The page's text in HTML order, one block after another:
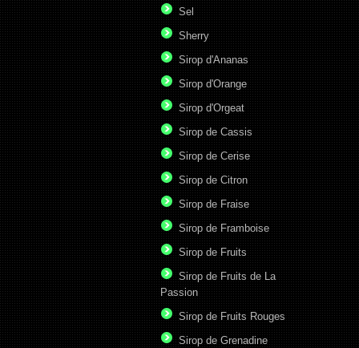
Sel
Sherry
Sirop d'Ananas
Sirop d'Orange
Sirop d'Orgeat
Sirop de Cassis
Sirop de Cerise
Sirop de Citron
Sirop de Fraise
Sirop de Framboise
Sirop de Fruits
Sirop de Fruits de La
Passion
Sirop de Fruits Rouges
Sirop de Grenadine